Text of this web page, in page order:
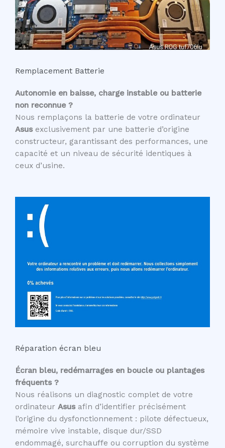
Remplacement Batterie
Autonomie en baisse, charge instable ou batterie
non reconnue ?
Nous remplaçons la batterie de votre ordinateur
Asusexclusivement par une batterie d’origine
constructeur, garantissant des performances, une
capacité et un niveau de sécurité identiques à
ceux d’usine.
Réparation écran bleu
Écran bleu, redémarrages en boucle ou plantages
fréquents ?
Nous réalisons un diagnostic complet de votre
ordinateur Asusafin d’identifier précisément
l’origine du dysfonctionnement : pilote défectueux,
mémoire vive instable, disque dur/SSD
endommagé, surchauffe ou corruption du système